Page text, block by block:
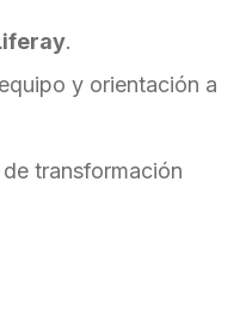
.
y orientación a
transformación